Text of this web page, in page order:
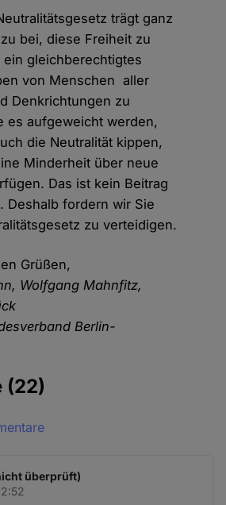
trägt ganz
bei, diese Freiheit zu
gleichberechtigtes
von Menschen aller
Denkrichtungen zu
es aufgeweicht werden,
die Neutralität kippen,
Minderheit über neue
Das ist kein Beitrag
Deshalb fordern wir Sie
zu verteidigen.
Grüßen,
Wolfgang Mahnfitz,
Berlin-
(22)
überprüft)